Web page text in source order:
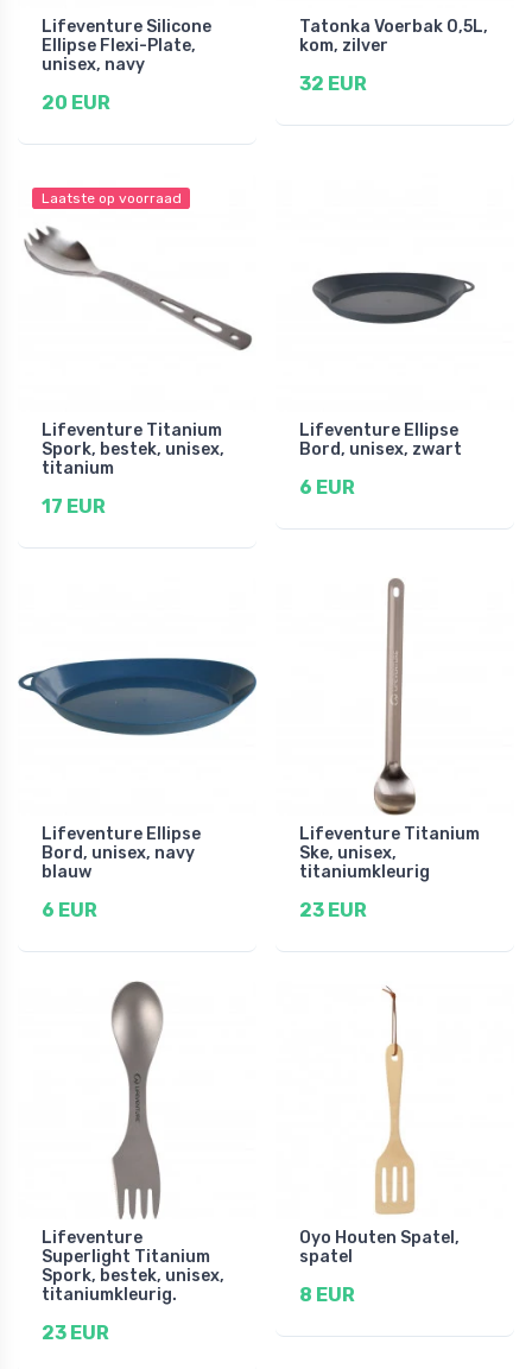
Lifeventure Silicone
Ellipse Flexi-Plate,
unisex, navy
20 EUR
Tatonka Voerbak 0,5L,
kom, zilver
32 EUR
Laatste op voorraad
Lifeventure Titanium
Spork, bestek, unisex,
titanium
17 EUR
Lifeventure Ellipse
Bord, unisex, zwart
6 EUR
Lifeventure Ellipse
Bord, unisex, navy
blauw
6 EUR
Lifeventure Titanium
Ske, unisex,
titaniumkleurig
23 EUR
Lifeventure
Superlight Titanium
Spork, bestek, unisex,
titaniumkleurig.
23 EUR
Oyo Houten Spatel,
spatel
8 EUR